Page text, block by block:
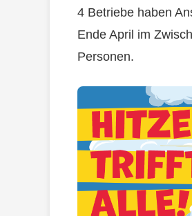
4 Betriebe haben
Ende April im
Personen.